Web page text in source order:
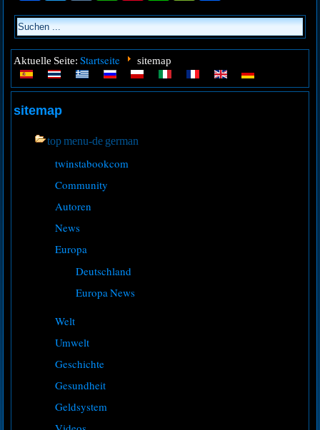
Aktuelle Seite:Startseite sitemap
sitemap
top menu-de german
twinstabookcom
Community
Autoren
News
Europa
Deutschland
Europa News
Welt
Umwelt
Geschichte
Gesundheit
Geldsystem